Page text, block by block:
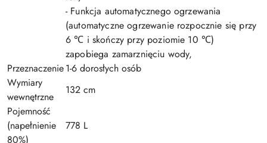
- Funkcja automatycznego ogrzewania
(automatyczne ogrzewanie rozpocznie się przy
6 ℃ i skończy przy poziomie 10 ℃)
zapobiega zamarznięciu wody,
Przeznaczenie1-6 dorosłych osób
Wymiary
wewnętrzne
132 cm
Pojemność
(napełnienie
80%)
778 L